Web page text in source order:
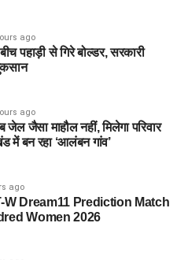
ago
पहाड़ी से गिरे बोल्डर, सरकारी
ago
जेल जैसा माहौल नहीं, मिलेगा परिवार
में बन रहा ‘आलंबन गांव’
ago
W Dream11 Prediction Match
Women 2026